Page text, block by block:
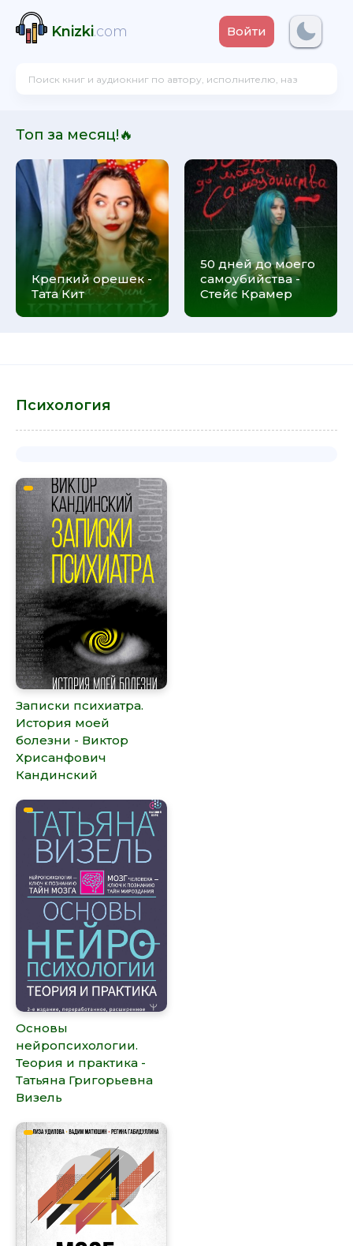
Knizki.com Войти
Топ за месяц!🔥
Крепкий орешек -
Тата Кит
50 дней до моего
самоубийства -
Стейс Крамер
Психология
Записки психиатра.
История моей
болезни - Виктор
Хрисанфович
Кандинский
Основы
нейропсихологии.
Теория и практика -
Татьяна Григорьевна
Визель